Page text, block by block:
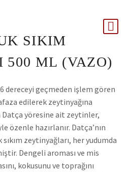
SIKIM
500 ML (VAZO)
dereceyi geçmeden işlem gören
edilerek zeytinyağına
Datça yöresine ait zeytinler,
özenle hazırlanır. Datça’nın
sıkım zeytinyağları, her yudumda
Dengeli aroması ve mis
kokusunu ve toprağını